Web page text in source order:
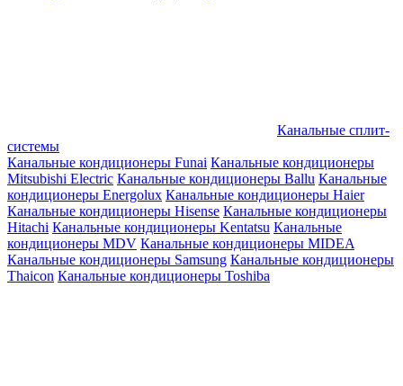
Канальные сплит-
системы
Канальные кондиционеры Funai Канальные кондиционеры
Mitsubishi Electric Канальные кондиционеры Ballu Канальные
кондиционеры Energolux Канальные кондиционеры Haier
Канальные кондиционеры Hisense Канальные кондиционеры
Hitachi Канальные кондиционеры Kentatsu Канальные
кондиционеры MDV Канальные кондиционеры MIDEA
Канальные кондиционеры Samsung Канальные кондиционеры
Thaicon Канальные кондиционеры Toshiba